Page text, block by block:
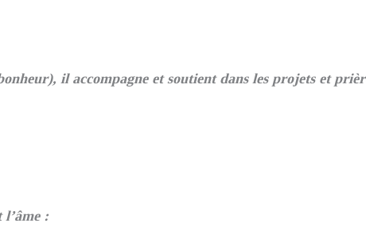
il accompagne et soutient dans les projets et
l’âme :